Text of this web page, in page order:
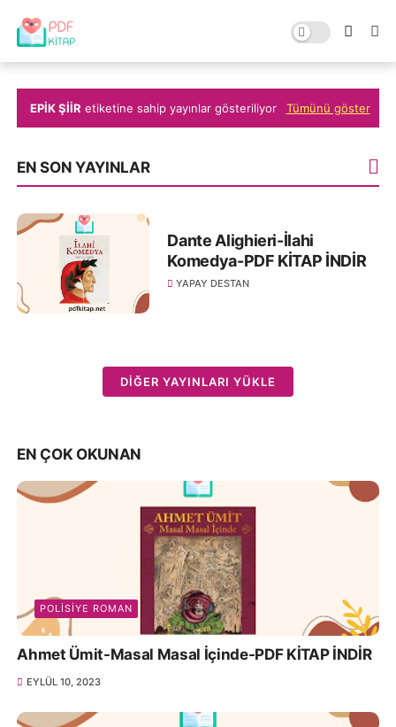
EPIK ŞIIR etiketine sahip yayınlar gösteriliyor Tümünü göster
EN SON YAYINLAR
Dante Alighieri-İlahi
Komedya-PDF KİTAP İNDİR
YAPAY DESTAN
DIĞER YAYINLARI YÜKLE
EN ÇOK OKUNAN
POLISIYE ROMAN
Ahmet Ümit-Masal Masal İçinde-PDF KİTAP İNDİR
EYLÜL 10, 2023